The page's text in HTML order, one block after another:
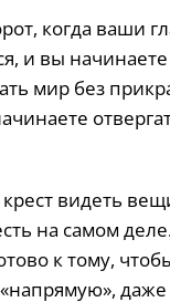
когда ваши
и вы начинаете
мир без
видеть
на самом
к тому,
даже